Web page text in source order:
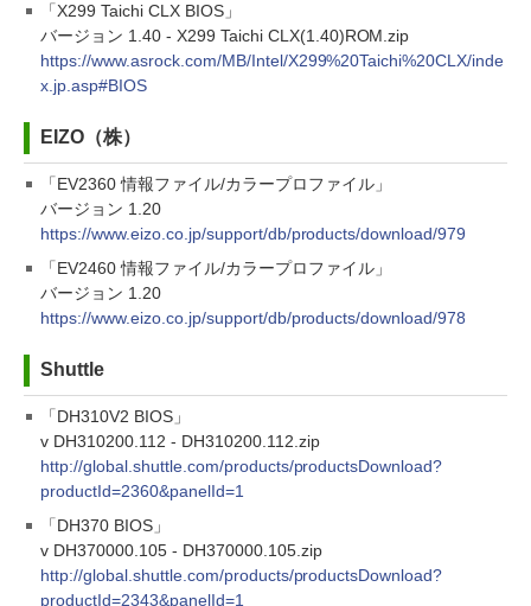
「X299 Taichi CLX BIOS」
バージョン 1.40 - X299 Taichi CLX(1.40)ROM.zip
https://www.asrock.com/MB/Intel/X299%20Taichi%20CLX/inde
x.jp.asp#BIOS
EIZO（株）
「EV2360 情報ファイル/カラープロファイル」
バージョン 1.20
https://www.eizo.co.jp/support/db/products/download/979
「EV2460 情報ファイル/カラープロファイル」
バージョン 1.20
https://www.eizo.co.jp/support/db/products/download/978
Shuttle
「DH310V2 BIOS」
v DH310200.112 - DH310200.112.zip
http://global.shuttle.com/products/productsDownload?
productId=2360&panelId=1
「DH370 BIOS」
v DH370000.105 - DH370000.105.zip
http://global.shuttle.com/products/productsDownload?
productId=2343&panelId=1